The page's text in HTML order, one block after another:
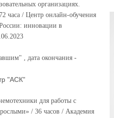
организациях.
часа / Центр онлайн-обучения
инновации в
, дата окончания -
"АСК"
для работы с
/ 36 часов / Академия